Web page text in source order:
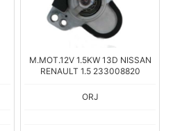
M.MOT.12V 1.5KW 13D NISSAN
RENAULT 1.5 233008820
ORJ